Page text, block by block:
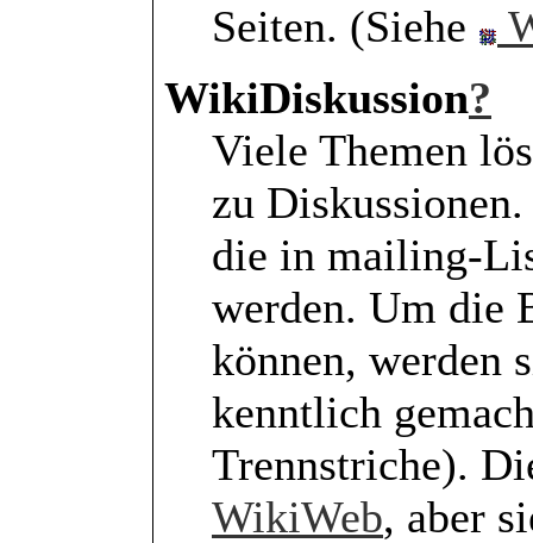
Seiten. (Siehe
WikiDiskussion?
Viele Themen
zu
die in mailing-
werden. Um die
können, werden
kenntlich
Trennstriche).
WikiWeb, aber